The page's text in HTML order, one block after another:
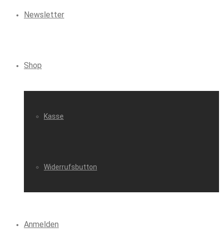
Newsletter
Shop
Kasse
Widerrufsbutton
Anmelden